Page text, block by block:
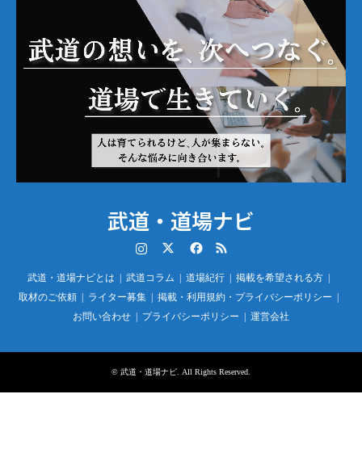
武道・道場ナビ
RSS
武道・道場ナビとは 武道コラム 道場紀行
掲載を希望される方
取材のご依頼
ライター募集
掲載・利用規約・プライバシーポリシー
お問い合わせ
プライバシーポリシー 運営会社
© 武道・道場ナビ. All Rights Reserved.